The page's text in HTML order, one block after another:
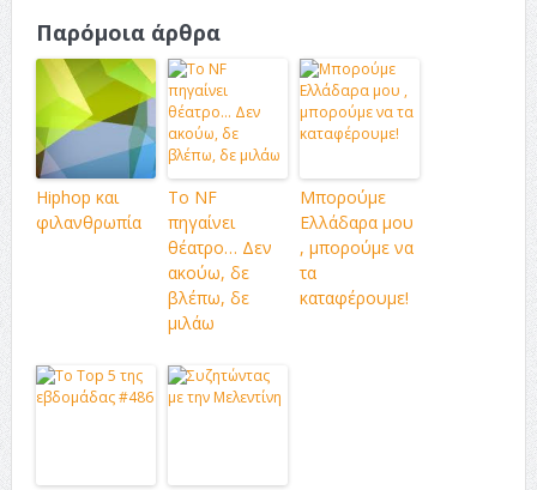
Παρόμοια άρθρα
Hiphop και
φιλανθρωπία
Το NF
πηγαίνει
θέατρο… Δεν
ακούω, δε
βλέπω, δε
μιλάω
Μπορούμε
Ελλάδαρα μου
, μπορούμε να
τα
καταφέρουμε!